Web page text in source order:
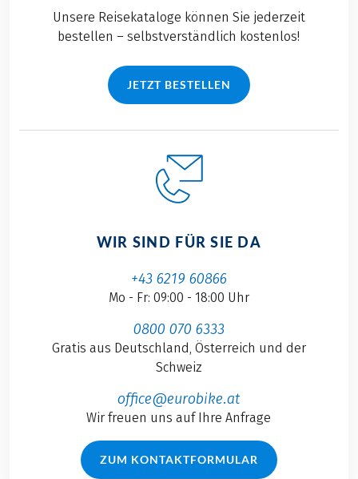
Unsere Reisekataloge können Sie jederzeit
bestellen – selbstverständlich kostenlos!
JETZT BESTELLEN
WIR SIND FÜR SIE DA
+43 6219 60866
Mo - Fr: 09:00 - 18:00 Uhr
0800 070 6333
Gratis aus Deutschland, Österreich und der
Schweiz
office@eurobike.at
Wir freuen uns auf Ihre Anfrage
ZUM KONTAKTFORMULAR